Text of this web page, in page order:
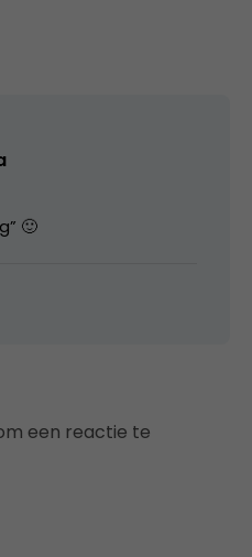
🙂
een reactie te